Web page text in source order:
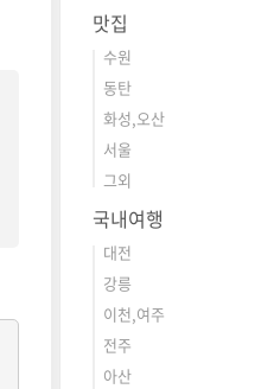
맛집
수원
동탄
화성,오산
서울
그외
국내여행
대전
강릉
이천,여주
전주
아산